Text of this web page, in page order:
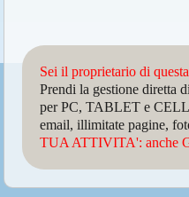
Sei il proprietario di
Prendi la gestione diretta
per PC, TABLET e
email, illimitate pagine,
TUA ATTIVITA': anche